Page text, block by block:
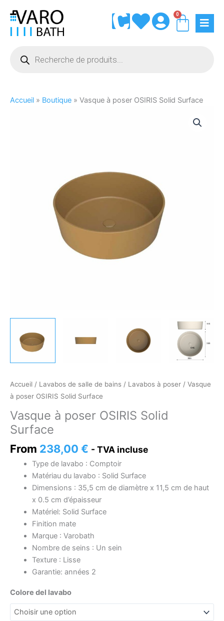
contenu
0
produits
Accueil » Boutique » Vasque à poser OSIRIS Solid Surface
Accueil / Lavabos de salle de bains / Lavabos à poser / Vasque
à poser OSIRIS Solid Surface
Vasque à poser OSIRIS Solid
Surface
From 238,00 € - TVA incluse
Type de lavabo : Comptoir
Matériau du lavabo : Solid Surface
Dimensions : 35,5 cm de diamètre x 11,5 cm de haut
x 0.5 cm d’épaisseur
Matériel: Solid Surface
Finition mate
Marque : Varobath
Nombre de seins : Un sein
Texture : Lisse
Garantie: années 2
Colore del lavabo